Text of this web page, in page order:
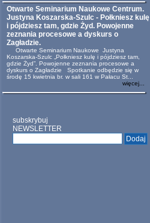
Otwarte Seminarium Naukowe Centrum.
Justyna Koszarska-Szulc - Połkniesz kulę
i pójdziesz tam, gdzie Żyd. Powojenne
zeznania procesowe a dyskurs o
Zagładzie.
Otwarte Seminarium Naukowe Justyna
Koszarska-Szulc „Połkniesz kulę i pójdziesz tam,
gdzie Żyd”. Powojenne zeznania procesowe a
dyskurs o Zagładzie Spotkanie odbędzie się w
środę 15 kwietnia br. w sali 161 w Pałacu St...
więcej...
subskrybuj
NEWSLETTER